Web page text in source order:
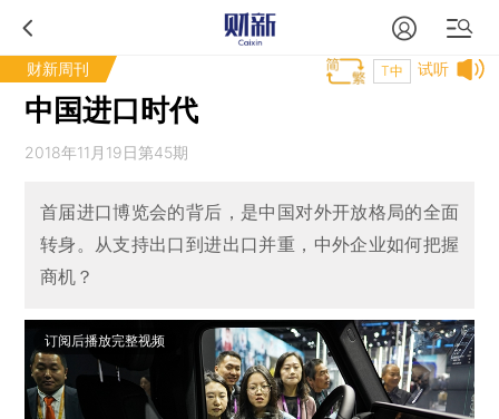
财新周刊 试听
T中
中国进口时代
2018年11月19日第45期
首届进口博览会的背后，是中国对外开放格局的全面
转身。从支持出口到进出口并重，中外企业如何把握
商机？
订阅后播放完整视频